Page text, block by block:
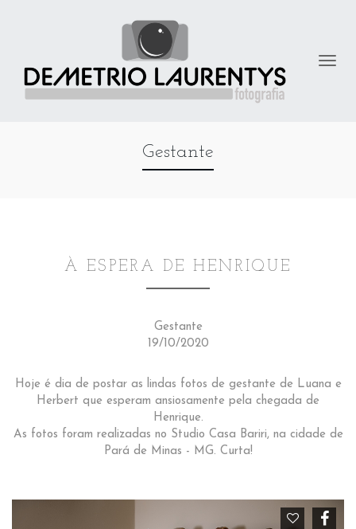
Gestante
À ESPERA DE HENRIQUE
Gestante
19/10/2020
Hoje é dia de postar as lindas fotos de gestante de Luana e
Herbert que esperam ansiosamente pela chegada de
Henrique.
As fotos foram realizadas no Studio Casa Bariri, na cidade de
Pará de Minas - MG. Curta!